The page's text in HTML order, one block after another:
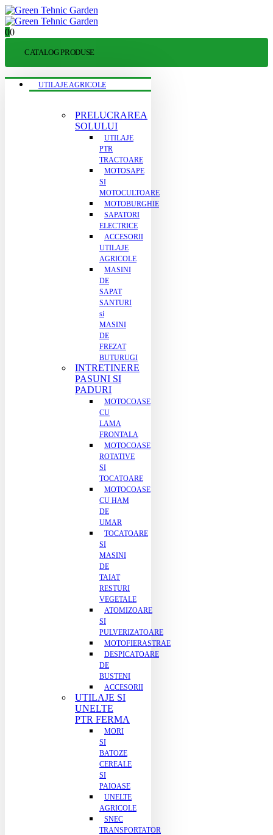
00
CATALOG PRODUSE
UTILAJE AGRICOLE
PRELUCRAREA
SOLULUI
UTILAJE
PTR
TRACTOARE
MOTOSAPE
SI
MOTOCULTOARE
MOTOBURGHIE
SAPATORI
ELECTRICE
ACCESORII
UTILAJE
AGRICOLE
MASINI
DE
SAPAT
SANTURI
si
MASINI
DE
FREZAT
BUTURUGI
INTRETINERE
PASUNI SI
PADURI
MOTOCOASE
CU
LAMA
FRONTALA
MOTOCOASE
ROTATIVE
SI
TOCATOARE
MOTOCOASE
CU HAM
DE
UMAR
TOCATOARE
SI
MASINI
DE
TAIAT
RESTURI
VEGETALE
ATOMIZOARE
SI
PULVERIZATOARE
MOTOFIERASTRAE
DESPICATOARE
DE
BUSTENI
ACCESORII
UTILAJE SI
UNELTE
PTR FERMA
MORI
SI
BATOZE
CEREALE
SI
PAIOASE
UNELTE
AGRICOLE
SNEC
TRANSPORTATOR